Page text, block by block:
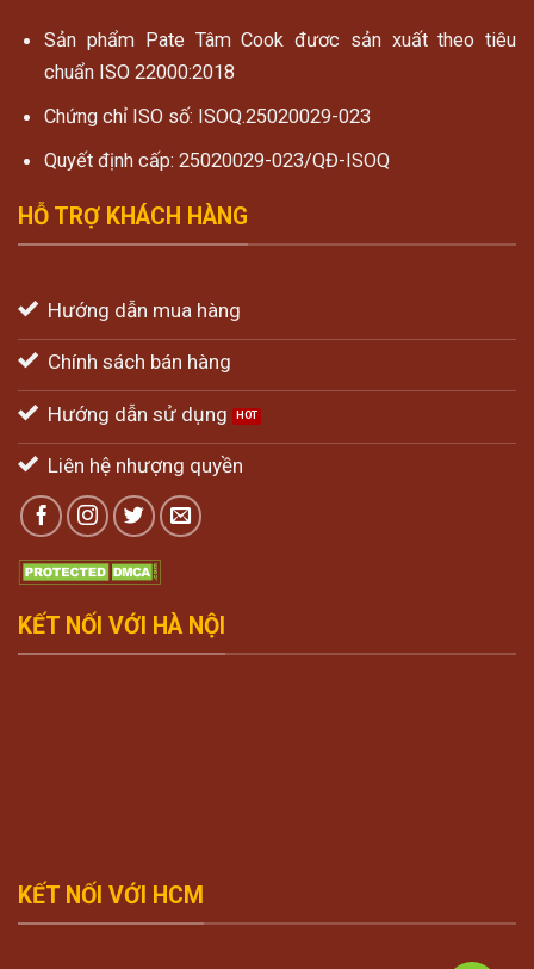
Sản phẩm Pate Tâm Cook đươc sản xuất theo tiêu
chuẩn ISO 22000:2018
Chứng chỉ ISO số: ISOQ.25020029-023
Quyết định cấp: 25020029-023/QĐ-ISOQ
HỖ TRỢ KHÁCH HÀNG
Hướng dẫn mua hàng
Chính sách bán hàng
Hướng dẫn sử dụng
Liên hệ nhượng quyền
KẾT NỐI VỚI HÀ NỘI
KẾT NỐI VỚI HCM